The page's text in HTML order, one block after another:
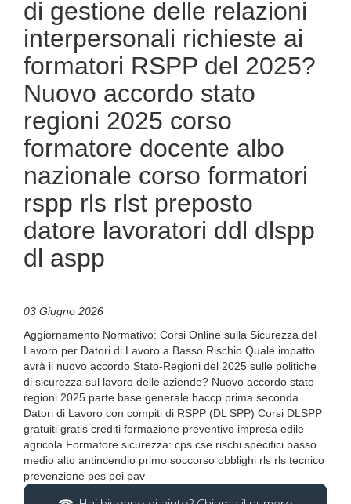
di gestione delle relazioni
interpersonali richieste ai
formatori RSPP del 2025?
Nuovo accordo stato
regioni 2025 corso
formatore docente albo
nazionale corso formatori
rspp rls rlst preposto
datore lavoratori ddl dlspp
dl aspp
03 Giugno 2026
Aggiornamento Normativo: Corsi Online sulla Sicurezza del
Lavoro per Datori di Lavoro a Basso Rischio Quale impatto
avrà il nuovo accordo Stato-Regioni del 2025 sulle politiche
di sicurezza sul lavoro delle aziende? Nuovo accordo stato
regioni 2025 parte base generale haccp prima seconda
Datori di Lavoro con compiti di RSPP (DL SPP) Corsi DLSPP
gratuiti gratis crediti formazione preventivo impresa edile
agricola Formatore sicurezza: cps cse rischi specifici basso
medio alto antincendio primo soccorso obblighi rls rls tecnico
prevenzione pes pei pav